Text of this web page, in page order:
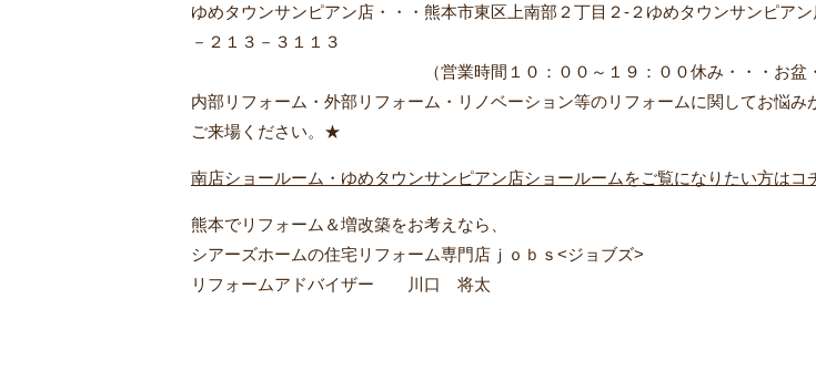
ゆめタウンサンピアン店・・・熊本市東区上南部２丁目２-２ゆめタウンサンピ
－２１３－３１１３
（営業時間１０：００～１９：００休み・・・お盆・年
内部リフォーム・外部リフォーム・リノベーション等のリフォームに関してお悩
ご来場ください。★
南店ショールーム・ゆめタウンサンピアン店ショールームをご覧になりたい方はコ
熊本でリフォーム＆増改築をお考えなら、
シアーズホームの住宅リフォーム専門店ｊｏｂｓ<ジョブズ>
リフォームアドバイザー 川口 将太